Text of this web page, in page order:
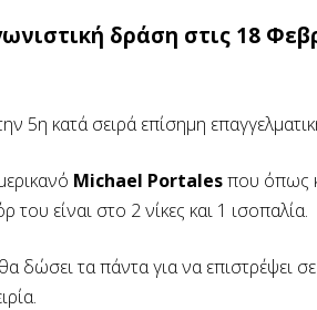
δράση στις 18
5η κατά σειρά επίσημη
Michael Portalesπου όπως
είναι στο 2 νίκες και 1 ισοπαλία.
δώσει τα πάντα για να επιστρέψει